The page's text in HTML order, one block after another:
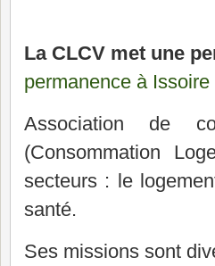
La CLCV met une
permanence à Issoire
Association de
(Consommation
secteurs : le
santé.
Ses missions sont